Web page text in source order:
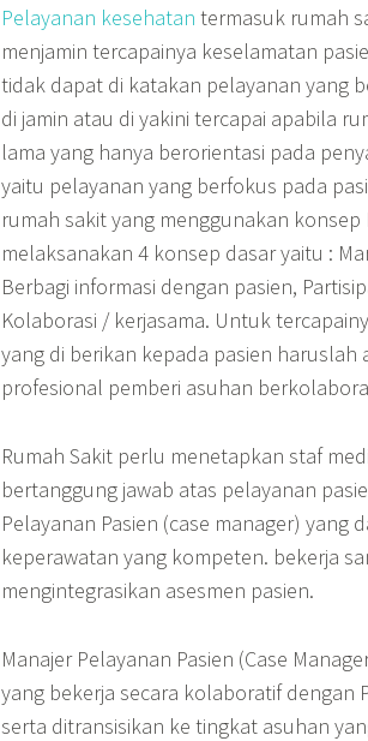
Pelayanan kesehatan termasuk rumah
menjamin tercapainya keselamatan
tidak dapat di katakan pelayanan yang
di jamin atau di yakini tercapai apabila
lama yang hanya berorientasi pada
yaitu pelayanan yang berfokus pada
rumah sakit yang menggunakan konsep
melaksanakan 4 konsep dasar yaitu :
Berbagi informasi dengan pasien,
Kolaborasi / kerjasama. Untuk
yang di berikan kepada pasien haruslah
profesional pemberi asuhan
Rumah Sakit perlu menetapkan staf
bertanggung jawab atas pelayanan
Pelayanan Pasien (case manager)
keperawatan yang kompeten. bekerja
mengintegrasikan asesmen pasien.
Manajer Pelayanan Pasien (Case
yang bekerja secara kolaboratif dengan
serta ditransisikan ke tingkat asuhan